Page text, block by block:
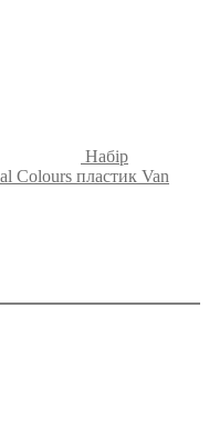
Набір
Colours пластик Van